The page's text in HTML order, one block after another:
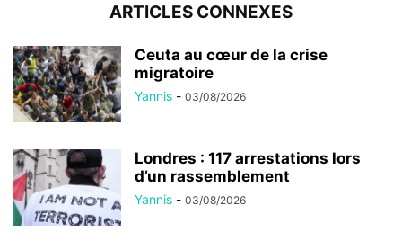
ARTICLES CONNEXES
Ceuta au cœur de la crise
migratoire
Yannis - 03/08/2026
Londres : 117 arrestations lors
d’un rassemblement
Yannis - 03/08/2026